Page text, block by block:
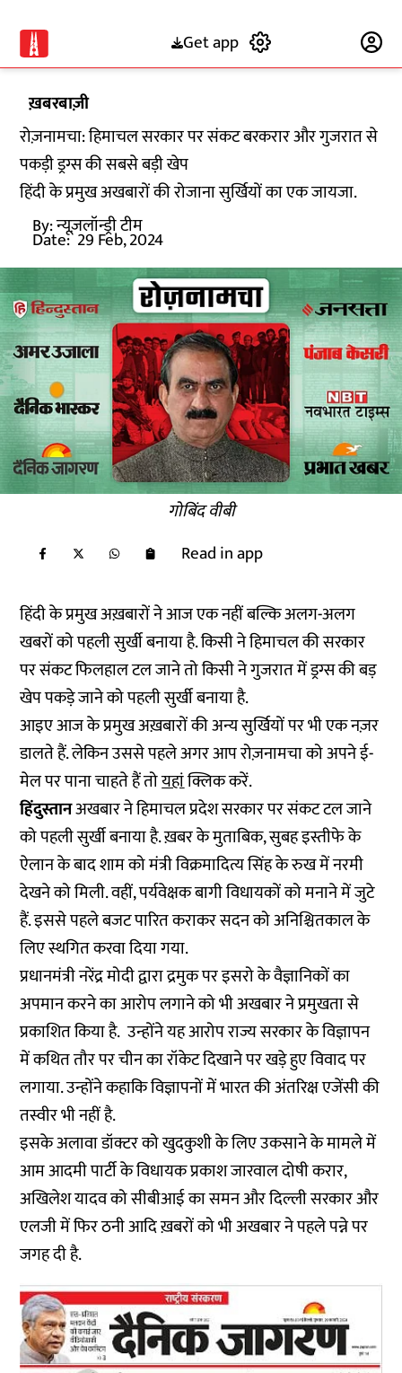
Get app
ख़बरबाज़ी
रोज़नामचा: हिमाचल सरकार पर संकट बरकरार और गुजरात से
पकड़ी ड्रग्स की सबसे बड़ी खेप
हिंदी के प्रमुख अखबारों की रोजाना सुर्खियों का एक जायजा.
By:न्यूज़लॉन्ड्री टीम
Date: 29 Feb, 2024
गोबिंद वीबी
Read in app
हिंदी के प्रमुख अख़बारों ने आज एक नहीं बल्कि अलग-अलग
खबरों को पहली सुर्खी बनाया है. किसी ने हिमाचल की सरकार
पर संकट फिलहाल टल जाने तो किसी ने गुजरात में ड्रग्स की बड़
खेप पकड़े जाने को पहली सुर्खी बनाया है.
आइए आज के प्रमुख अख़बारों की अन्य सुर्खियों पर भी एक नज़र
डालते हैं. लेकिन उससे पहले अगर आप रोज़नामचा को अपने ई-
मेल पर पाना चाहते हैं तोयहांक्लिक करें.
हिंदुस्तानअखबार ने हिमाचल प्रदेश सरकार पर संकट टल जाने
को पहली सुर्खी बनाया है. ख़बर के मुताबिक, सुबह इस्तीफे के
ऐलान के बाद शाम को मंत्री विक्रमादित्य सिंह के रुख में नरमी
देखने को मिली. वहीं, पर्यवेक्षक बागी विधायकों को मनाने में जुटे
हैं. इससे पहले बजट पारित कराकर सदन को अनिश्चितकाल के
लिए स्थगित करवा दिया गया.
प्रधानमंत्री नरेंद्र मोदी द्वारा द्रमुक पर इसरो के वैज्ञानिकों का
अपमान करने का आरोप लगाने को भी अखबार ने प्रमुखता से
प्रकाशित किया है. उन्होंने यह आरोप राज्य सरकार के विज्ञापन
में कथित तौर पर चीन का रॉकेट दिखाने पर खड़े हुए विवाद पर
लगाया. उन्होंने कहाकि विज्ञापनों में भारत की अंतरिक्ष एजेंसी की
तस्वीर भी नहीं है.
इसके अलावा डॉक्टर को खुदकुशी के लिए उकसाने के मामले में
आम आदमी पार्टी के विधायक प्रकाश जारवाल दोषी करार,
अखिलेश यादव को सीबीआई का समन और दिल्ली सरकार और
एलजी में फिर ठनी आदि ख़बरों को भी अखबार ने पहले पन्ने पर
जगह दी है.